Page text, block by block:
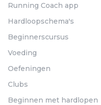
Running Coach app
Hardloopschema's
Beginnerscursus
Voeding
Oefeningen
Clubs
Beginnen met hardlopen